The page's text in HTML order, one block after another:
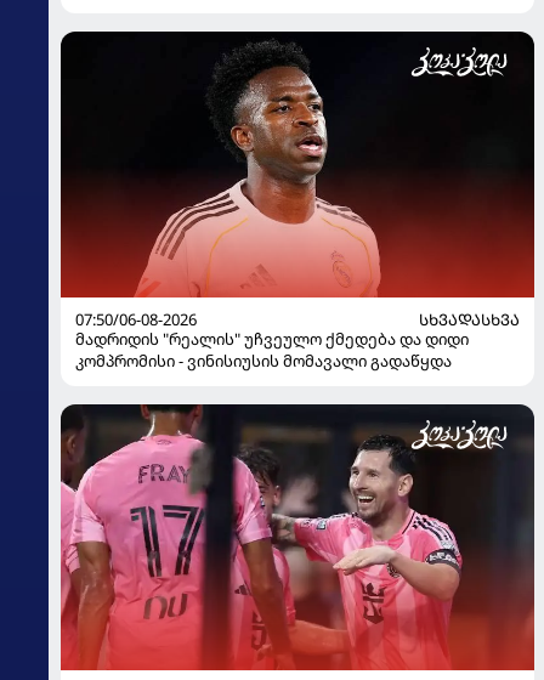
07:50/06-08-2026
ᲡᲮᲕᲐᲓᲐᲡᲮᲕᲐ
მადრიდის "რეალის" უჩვეულო ქმედება და დიდი
კომპრომისი - ვინისიუსის მომავალი გადაწყდა